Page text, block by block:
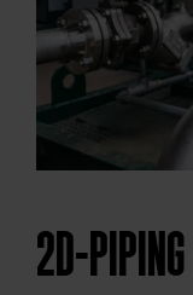
2D-PIPING